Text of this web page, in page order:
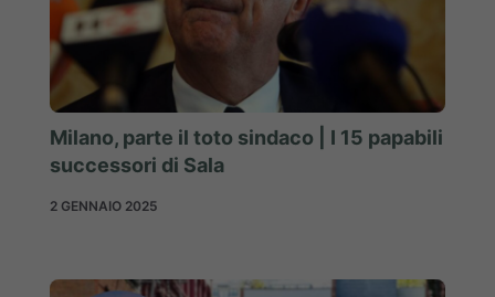
Milano, parte il toto sindaco | I 15 papabili
successori di Sala
2 GENNAIO 2025